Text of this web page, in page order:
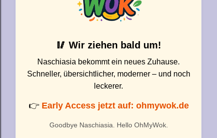
🥢 Wir ziehen bald um!
Naschiasia bekommt ein neues Zuhause.
Schneller, übersichtlicher, moderner – und noch
leckerer.
👉 Early Access jetzt auf: ohmywok.de
Goodbye Naschiasia. Hello OhMyWok.